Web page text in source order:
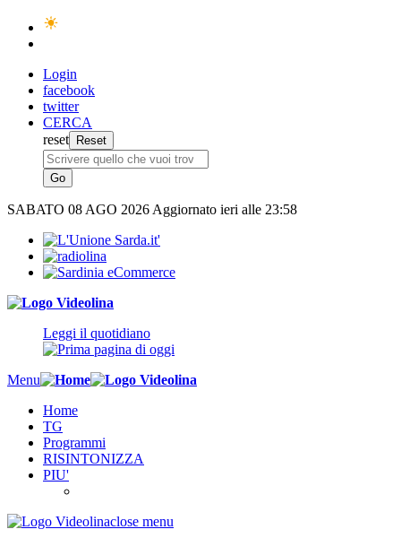
Login
facebook
twitter
CERCA
reset
SABATO 08 AGO 2026 Aggiornato ieri alle 23:58
Leggi il quotidiano
Menu
Home
TG
Programmi
RISINTONIZZA
PIU'
close menu